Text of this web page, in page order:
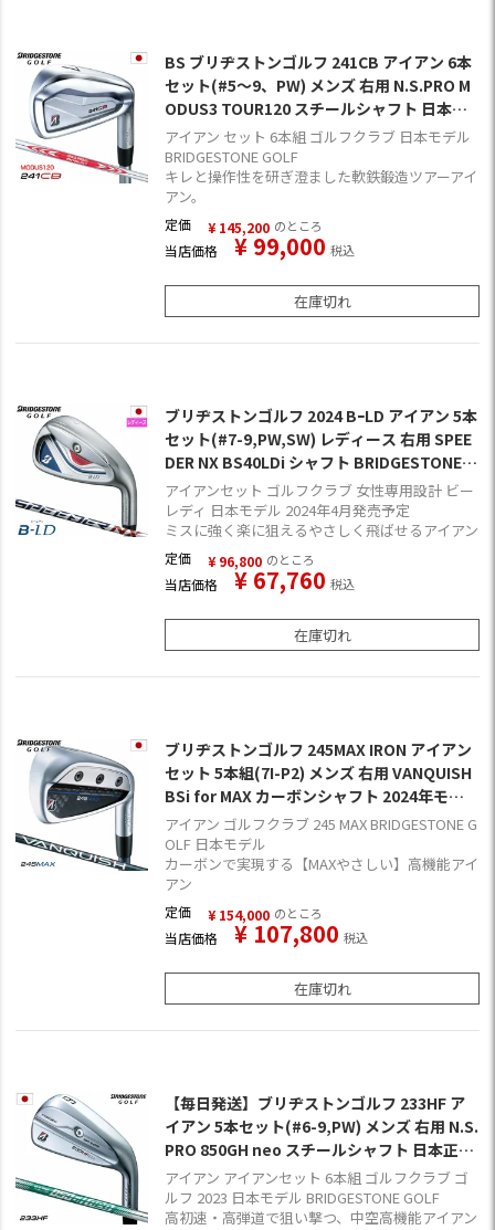
BS ブリヂストンゴルフ 241CB アイアン 6本
セット(#5～9、PW) メンズ 右用 N.S.PRO M
ODUS3 TOUR120 スチールシャフト 日本正
規品 2024年モデル
アイアン セット 6本組 ゴルフクラブ 日本モデル
BRIDGESTONE GOLF
キレと操作性を研ぎ澄ました軟鉄鍛造ツアーアイ
アン。
定価 ¥ 145,200 のところ
当店価格 ¥ 99,000 税込
在庫切れ
ブリヂストンゴルフ 2024 BｰLD アイアン 5本
セット(#7-9,PW,SW) レディース 右用 SPEE
DER NX BS40LDi シャフト BRIDGESTONEG
OLF 2024年モデル 日本正規品
アイアンセット ゴルフクラブ 女性専用設計 ビー
レディ 日本モデル 2024年4月発売予定
ミスに強く楽に狙えるやさしく飛ばせるアイアン
定価 ¥ 96,800 のところ
当店価格 ¥ 67,760 税込
在庫切れ
ブリヂストンゴルフ 245MAX IRON アイアン
セット 5本組(7I-P2) メンズ 右用 VANQUISH
BSi for MAX カーボンシャフト 2024年モデ
ル 日本正規品
アイアン ゴルフクラブ 245 MAX BRIDGESTONE G
OLF 日本モデル
カーボンで実現する【MAXやさしい】高機能アイ
アン
定価 ¥ 154,000 のところ
当店価格 ¥ 107,800 税込
在庫切れ
【毎日発送】ブリヂストンゴルフ 233HF ア
イアン 5本セット(#6-9,PW) メンズ 右用 N.S.
PRO 850GH neo スチールシャフト 日本正規
品 2023年モデル
アイアン アイアンセット 6本組 ゴルフクラブ ゴ
ルフ 2023 日本モデル BRIDGESTONE GOLF
高初速・高弾道で狙い撃つ、中空高機能アイアン